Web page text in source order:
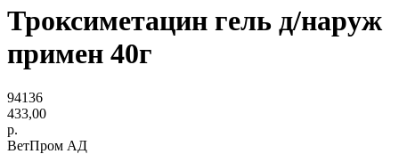
Троксиметацин гель д/наруж
примен 40г
94136
433,00
р.
ВетПром АД